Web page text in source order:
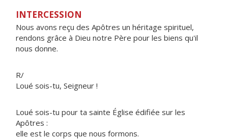
INTERCESSION
Nous avons reçu des Apôtres un héritage spirituel,
rendons grâce à Dieu notre Père pour les biens qu'il
nous donne.
R/
Loué sois-tu, Seigneur !
Loué sois-tu pour ta sainte Église édifiée sur les
Apôtres :
elle est le corps que nous formons.